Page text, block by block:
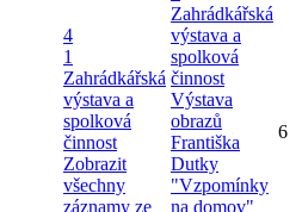
4
1
Zahrádkářská
výstava a
spolková
činnost
Zobrazit
všechny
záznamy ze
Zahrádkářská
výstava a
spolková
činnost
Výstava
obrazů
Františka
Dutky
"Vzpomínky
na domov"
6